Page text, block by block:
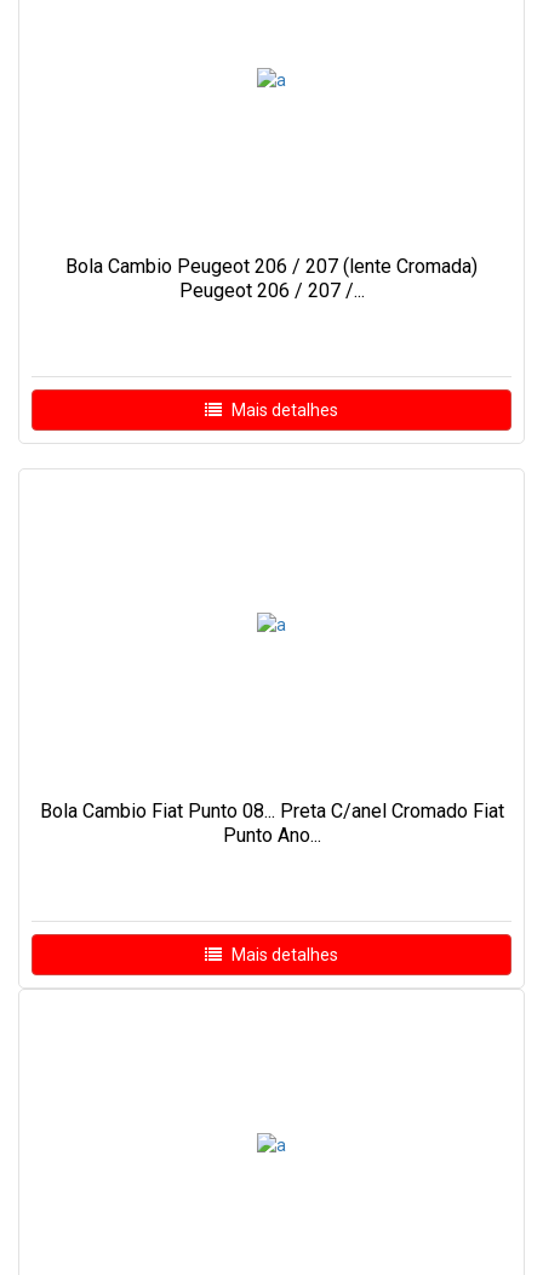
Bola Cambio Peugeot 206 / 207 (lente Cromada)
Peugeot 206 / 207 /...
Mais detalhes
Bola Cambio Fiat Punto 08... Preta C/anel Cromado Fiat
Punto Ano...
Mais detalhes